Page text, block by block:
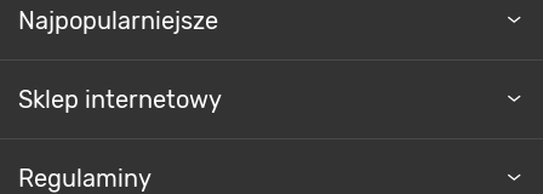
Najpopularniejsze
Sklep internetowy
Regulaminy